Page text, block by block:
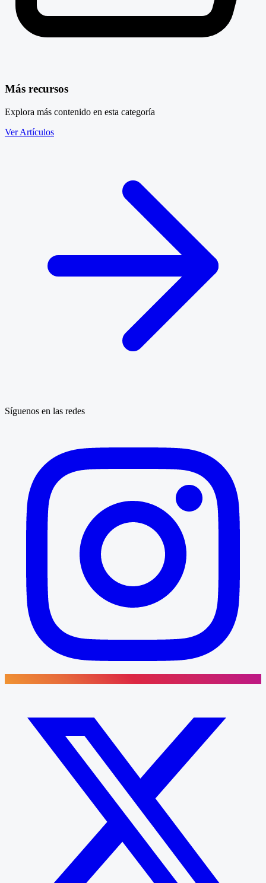
Más recursos
Explora más contenido en esta categoría
Ver Artículos
Síguenos en las redes